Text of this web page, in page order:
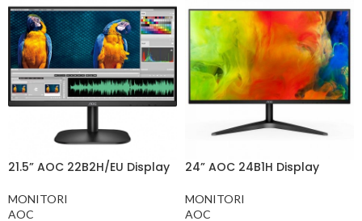
21.5” AOC 22B2H/EU Display
MONITORI
AOC
24” AOC 24B1H Display
MONITORI
AOC